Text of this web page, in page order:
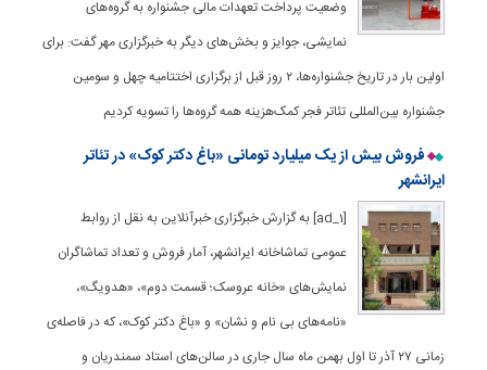
وضعیت پرداخت تعهدات مالی جشنواره به گروه‌های
نمایشی، جوایز و بخش‌های دیگر به خبرگزاری مهر گفت: برای
اولین بار در تاریخ جشنواره‌ها، ۲ روز قبل از برگزاری اختتامیه چهل و سومین
جشنواره بین‌المللی تئاتر فجر کمک‌هزینه همه گروه‌ها را تسویه کردیم
فروش بیش از یک میلیارد تومانی «باغ دکتر کوک» در تئاتر
ایرانشهر
[ad_1] به گزارش خبرگزاری خبرآنلاین به نقل از روابط
عمومی تماشاخانه ایرانشهر، آمار فروش و تعداد تماشاگران
نمایش‌های «خانه‌ عروسک؛ قسمت دوم»، «هدویگ»،
«نامه‌های بی نام و نشان» و «باغ دکتر کوک»، که در فاصله‌ی
زمانی ۲۷ آذر تا اول بهمن ماه سال جاری در سالن‌های استاد سمندریان و